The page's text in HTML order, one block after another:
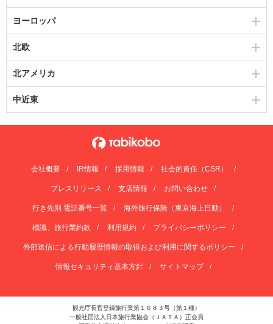
ヨーロッパ
北欧
北アメリカ
中近東
会社概要 IR情報 採用情報 社会的責任（CSR）
プレスリリース 支店情報 お問い合わせ
行き先別 電話番号一覧 海外旅行保険（東京海上日動）
標識、旅行業約款 利用規約 プライバシーポリシー
外部送信による行動履歴情報の取得および利用に関するポリシー
情報セキュリティ基本方針 サイトマップ
観光庁長官登録旅行業第１６８３号（第１種）
一般社団法人日本旅行業協会（ＪＡＴＡ）正会員